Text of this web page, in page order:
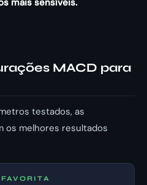
MACD para
testados, as
os melhores resultados